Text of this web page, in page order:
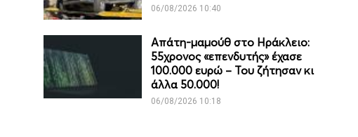
06/08/2026 10:40
Απάτη-μαμούθ στο Ηράκλειο:
55χρονος «επενδυτής» έχασε
100.000 ευρώ – Του ζήτησαν κι
άλλα 50.000!
06/08/2026 10:18